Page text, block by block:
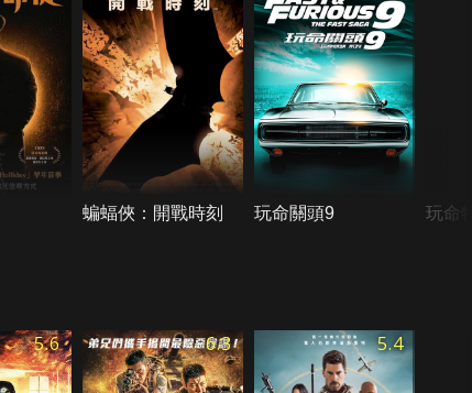
蝙蝠俠：開戰時刻 玩命關頭9 玩命
5.6 6.3 5.4